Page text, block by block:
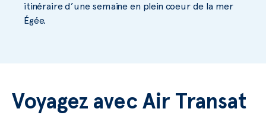
itinéraire d’une semaine en plein coeur de la mer
Égée.
Voyagez avec Air Transat